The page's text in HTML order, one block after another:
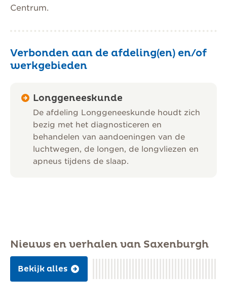
Centrum.
Verbonden aan de afdeling(en) en/of
werkgebieden
Longgeneeskunde
De afdeling Longgeneeskunde houdt zich
bezig met het diagnosticeren en
behandelen van aandoeningen van de
luchtwegen, de longen, de longvliezen en
apneus tijdens de slaap.
Nieuws en verhalen van Saxenburgh
Bekijk alles